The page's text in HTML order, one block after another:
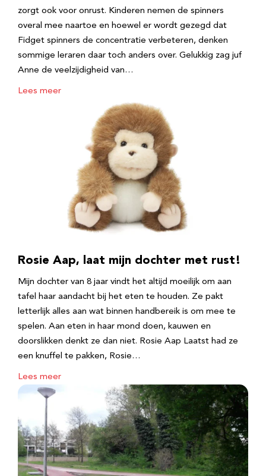
zorgt ook voor onrust. Kinderen nemen de spinners
overal mee naartoe en hoewel er wordt gezegd dat
Fidget spinners de concentratie verbeteren, denken
sommige leraren daar toch anders over. Gelukkig zag juf
Anne de veelzijdigheid van…
Lees meer
Rosie Aap, laat mijn dochter met rust!
Mijn dochter van 8 jaar vindt het altijd moeilijk om aan
tafel haar aandacht bij het eten te houden. Ze pakt
letterlijk alles aan wat binnen handbereik is om mee te
spelen. Aan eten in haar mond doen, kauwen en
doorslikken denkt ze dan niet. Rosie Aap Laatst had ze
een knuffel te pakken, Rosie…
Lees meer